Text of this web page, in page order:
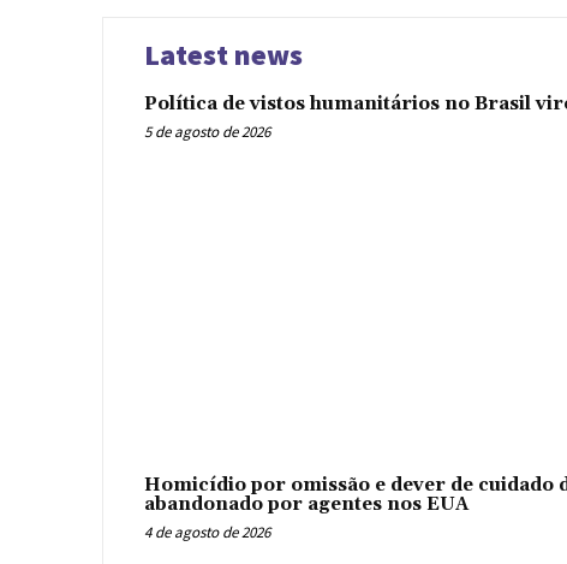
Latest news
Política de vistos humanitários no Brasil
5 de agosto de 2026
Homicídio por omissão e dever de cuidado
abandonado por agentes nos EUA
4 de agosto de 2026